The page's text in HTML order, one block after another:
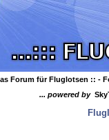
Forum für Fluglotsen :: -
... powered by